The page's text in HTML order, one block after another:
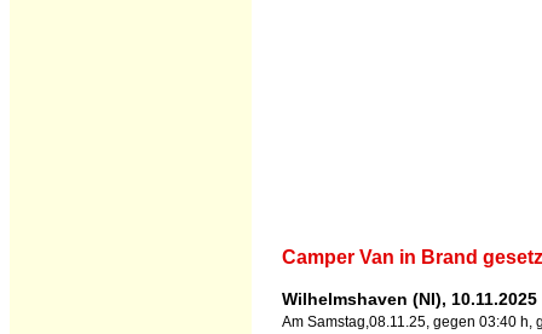
Camper Van in Brand
Wilhelmshaven (NI), 10.11.2025
Am Samstag,08.11.25, gegen 03:40 h,